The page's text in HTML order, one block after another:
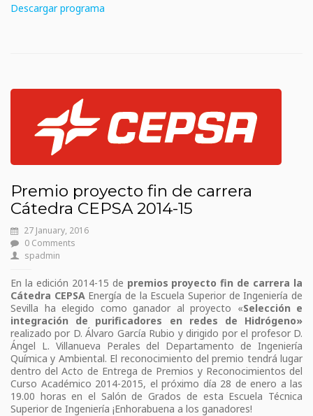
Descargar programa
Premio proyecto fin de carrera
Cátedra CEPSA 2014-15
27 January, 2016
0 Comments
spadmin
En la edición 2014-15 de premios proyecto fin de carrera la
Cátedra CEPSAEnergía de la Escuela Superior de Ingeniería de
Sevilla ha elegido como ganador al proyecto «Selección e
integración de purificadores en redes de Hidrógeno»
realizado por D. Álvaro García Rubio y dirigido por el profesor D.
Ángel L. Villanueva Perales del Departamento de Ingeniería
Química y Ambiental. El reconocimiento del premio tendrá lugar
dentro del Acto de Entrega de Premios y Reconocimientos del
Curso Académico 2014-2015, el próximo día 28 de enero a las
19.00 horas en el Salón de Grados de esta Escuela Técnica
Superior de Ingeniería ¡Enhorabuena a los ganadores!